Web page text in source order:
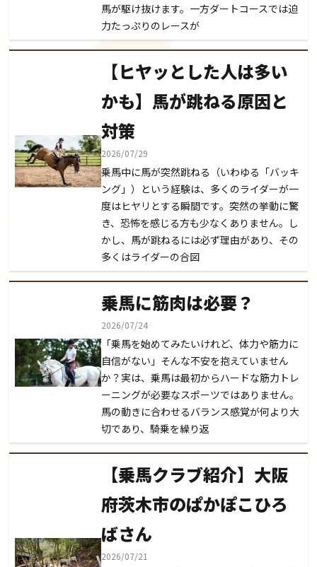
馬が駆け抜けます。一方ダートコースでは迫
力たっぷりのレースが
【ヒヤッとした人は多い
かも】馬が跳ねる原因と
対策
2026/07/29
乗馬中に馬が突然跳ねる（いわゆる「バッキ
ング」）という経験は、多くのライダーが一
度はヒヤリとする瞬間です。突然の挙動に驚
き、恐怖を感じる方も少なくありません。し
かし、馬が跳ねるには必ず理由があり、その
多くはライダーの合図
乗馬に筋肉は必要？
2026/07/24
「乗馬を始めてみたいけれど、体力や筋力に
自信がない」そんな不安を抱えていません
か？実は、乗馬は最初からハードな筋力トレ
ーニングが必要なスポーツではありません。
馬の動きに合わせるバランス感覚が何より大
切であり、騎乗を繰り返
【乗馬クラブ紹介】大阪
府茨木市のぱかぽこひろ
ばさん
2026/07/21